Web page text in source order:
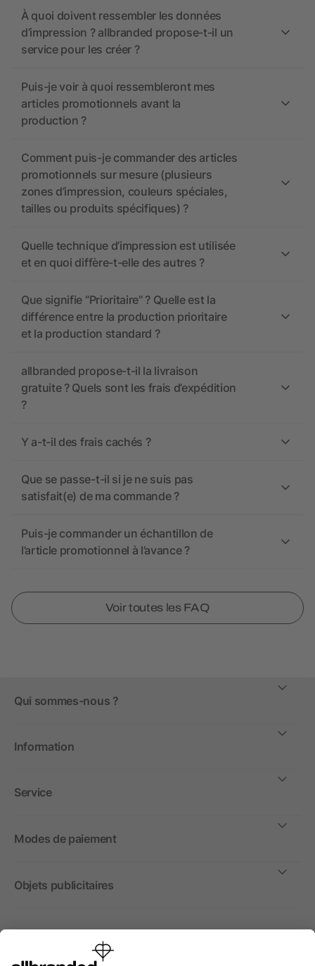
À quoi doivent ressembler les données
d’impression ? allbranded propose-t-il un
service pour les créer ?
Puis-je voir à quoi ressembleront mes
articles promotionnels avant la
production ?
Comment puis-je commander des articles
promotionnels sur mesure (plusieurs
zones d’impression, couleurs spéciales,
tailles ou produits spécifiques) ?
Quelle technique d’impression est utilisée
et en quoi diffère-t-elle des autres ?
Que signifie “Prioritaire” ? Quelle est la
différence entre la production prioritaire
et la production standard ?
allbranded propose-t-il la livraison
gratuite ? Quels sont les frais d’expédition
?
Y a-t-il des frais cachés ?
Que se passe-t-il si je ne suis pas
satisfait(e) de ma commande ?
Puis-je commander un échantillon de
l’article promotionnel à l’avance ?
Voir toutes les FAQ
Qui sommes-nous ?
Information
Service
Modes de paiement
Objets publicitaires
International